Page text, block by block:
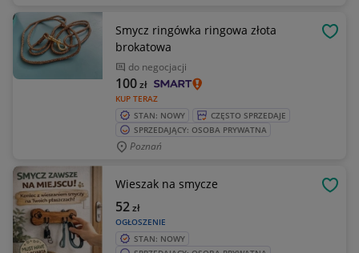
Smycz ringówka ringowa złota
brokatowa
do negocjacji
KUP TERAZ
100zł
STAN: NOWY
CZĘSTO SPRZEDAJE
SPRZEDAJĄCY: OSOBA PRYWATNA
Poznań
Wieszak na smycze
OGŁOSZENIE
52zł
STAN: NOWY